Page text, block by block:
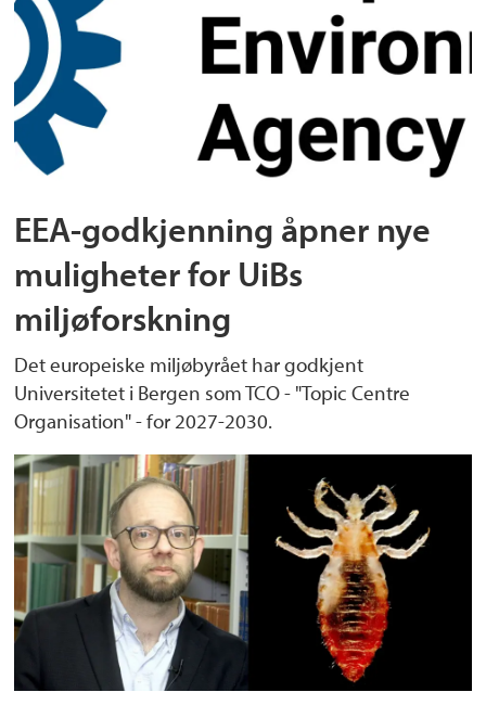
EEA-godkjenning åpner nye
muligheter for UiBs
miljøforskning
Det europeiske miljøbyrået har godkjent
Universitetet i Bergen som TCO - "Topic Centre
Organisation" - for 2027-2030.